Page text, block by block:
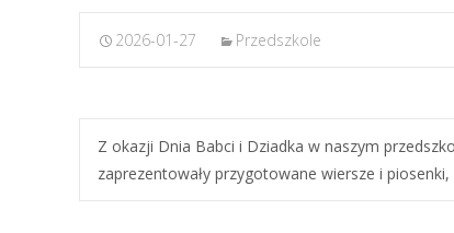
2026-01-27 Przedszkole
Z okazji Dnia Babci i Dziadka w naszym
zaprezentowały przygotowane wiersze i